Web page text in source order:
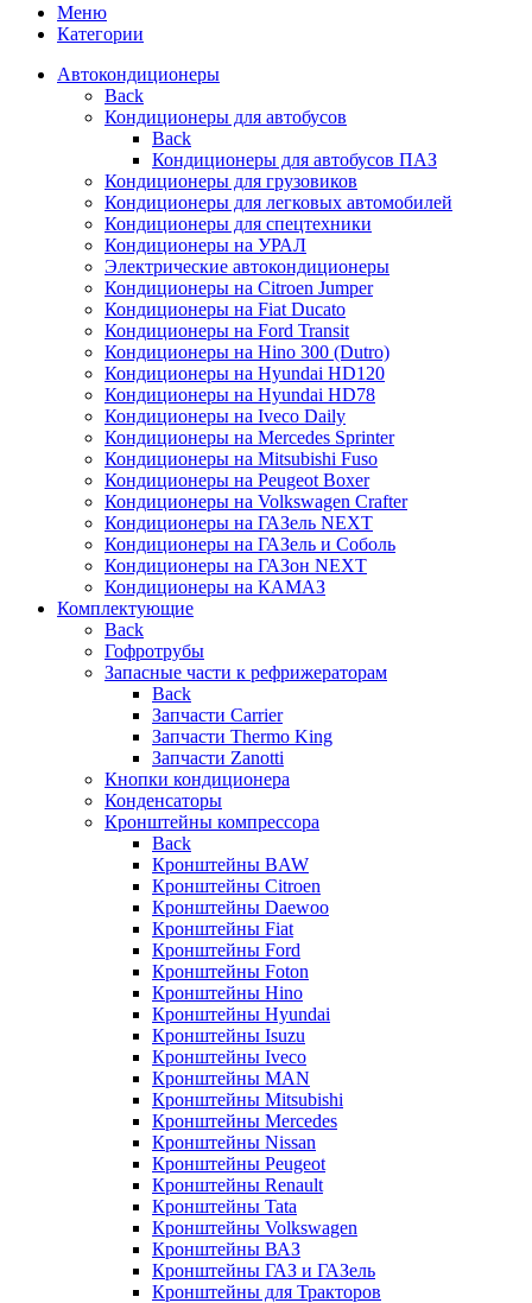
Меню
Категории
Автокондиционеры
Back
Кондиционеры для автобусов
Back
Кондиционеры для автобусов ПАЗ
Кондиционеры для грузовиков
Кондиционеры для легковых автомобилей
Кондиционеры для спецтехники
Кондиционеры на УРАЛ
Электрические автокондиционеры
Кондиционеры на Citroen Jumper
Кондиционеры на Fiat Ducato
Кондиционеры на Ford Transit
Кондиционеры на Hino 300 (Dutro)
Кондиционеры на Hyundai HD120
Кондиционеры на Hyundai HD78
Кондиционеры на Iveco Daily
Кондиционеры на Mercedes Sprinter
Кондиционеры на Mitsubishi Fuso
Кондиционеры на Peugeot Boxer
Кондиционеры на Volkswagen Crafter
Кондиционеры на ГАЗель NEXT
Кондиционеры на ГАЗель и Соболь
Кондиционеры на ГАЗон NEXT
Кондиционеры на КАМАЗ
Комплектующие
Back
Гофротрубы
Запасные части к рефрижераторам
Back
Запчасти Carrier
Запчасти Thermo King
Запчасти Zanotti
Кнопки кондиционера
Конденсаторы
Кронштейны компрессора
Back
Кронштейны BAW
Кронштейны Citroen
Кронштейны Daewoo
Кронштейны Fiat
Кронштейны Ford
Кронштейны Foton
Кронштейны Hino
Кронштейны Hyundai
Кронштейны Isuzu
Кронштейны Iveco
Кронштейны MAN
Кронштейны Mitsubishi
Кронштейны Mеrcedes
Кронштейны Nissan
Кронштейны Peugeot
Кронштейны Renault
Кронштейны Tata
Кронштейны Volkswagen
Кронштейны ВАЗ
Кронштейны ГАЗ и ГАЗель
Кронштейны для Тракторов